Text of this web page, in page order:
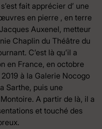
fait apprécier d’ une
en pierre , en terre
Auxenel, metteur
Chaplin du Théâtre du
C’est là qu’il a
en France, en octobre
à la Galerie Nocogo
Sarthe, puis une
A partir de là, il a
et touché des